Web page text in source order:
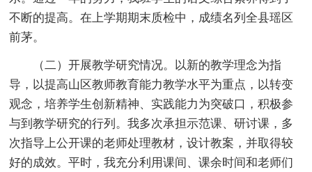
不断的提高。在上学期期末质检中，成绩名列全县瑶区
前茅。
（二）开展教学研究情况。以新的教学理念为指
导，以提高山区教师教育能力教学水平为重点，以转变
观念，培养学生创新精神、实践能力为突破口，积极参
与到教学研究的行列。我多次承担示范课、研讨课，多
次指导上公开课的老师处理教材，设计教案，并取得较
好的成效。平时，我充分利用课间、课余时间和老师们